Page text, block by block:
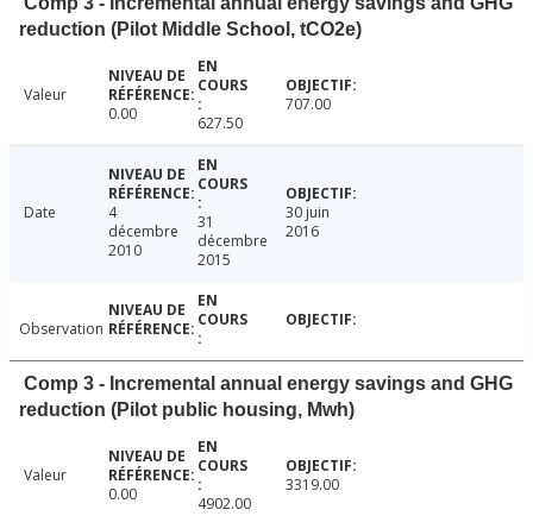
reduction (Pilot Middle School, tCO2e)
Valeur
0.00
627.50
707.00
Date
4
décembre
2010
31
décembre
2015
30 juin
2016
Observation
Comp 3 - Incremental annual energy savings and GHG
reduction (Pilot public housing, Mwh)
Valeur
0.00
4902.00
3319.00